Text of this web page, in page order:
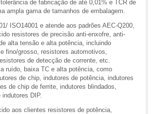
de fabricação de até 0,01% e TCR de
ampla gama de tamanhos de embalagem.
ISO14001 e atende aos padrões AEC-Q200,
resistores de precisão anti-enxofre, anti-
alta tensão e alta potência, incluindo
fino/grosso, resistores automotivos,
de detecção de corrente, etc.
ruído, baixa TC e alta potência, como
de chip, indutores de potência, indutores
de chip de ferrite, indutores blindados,
DIP.
aos clientes resistores de potência,